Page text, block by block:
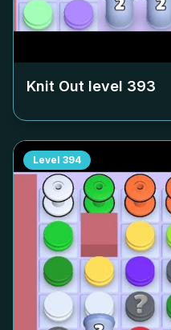
Knit Out level 393
Level 394